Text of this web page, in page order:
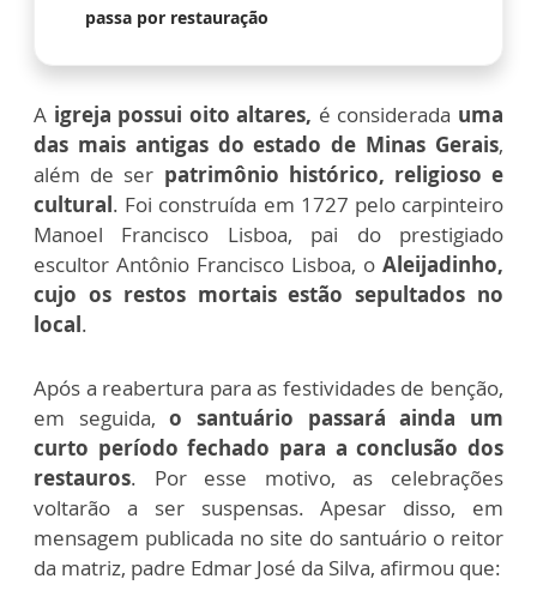
passa por restauração
A igreja possui oito altares, é considerada uma
das mais antigas do estado de Minas Gerais,
além de ser patrimônio histórico, religioso e
cultural. Foi construída em 1727 pelo carpinteiro
Manoel Francisco Lisboa, pai do prestigiado
escultor Antônio Francisco Lisboa, o Aleijadinho,
cujo os restos mortais estão sepultados no
local.
Após a reabertura para as festividades de benção,
em seguida,o santuário passará ainda um
curto período fechado para a conclusão dos
restauros. Por esse motivo, as celebrações
voltarão a ser suspensas. Apesar disso, em
mensagem publicada no site do santuário o reitor
da matriz, padre Edmar José da Silva, afirmou que: